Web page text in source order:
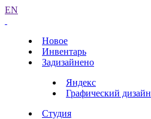
EN
Новое
Инвентарь
Задизайнено
Яндекс
Графический дизайн
Студия